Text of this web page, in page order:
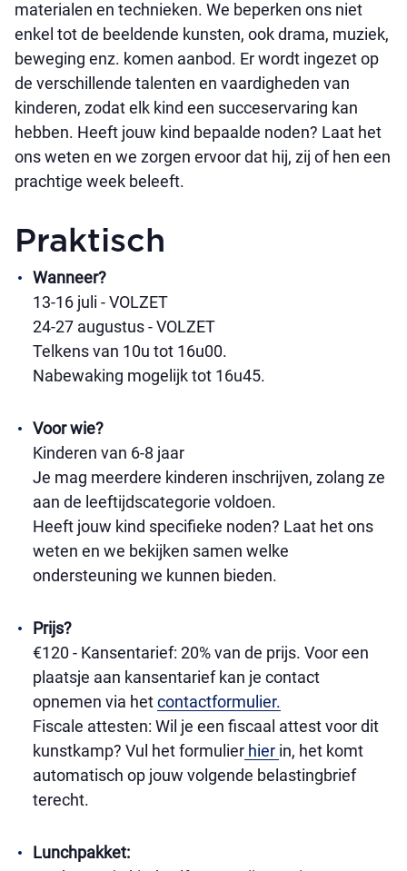
materialen en technieken. We beperken ons niet
enkel tot de beeldende kunsten, ook drama, muziek,
beweging enz. komen aanbod. Er wordt ingezet op
de verschillende talenten en vaardigheden van
kinderen, zodat elk kind een succeservaring kan
hebben. Heeft jouw kind bepaalde noden? Laat het
ons weten en we zorgen ervoor dat hij, zij of hen een
prachtige week beleeft.
Praktisch
Wanneer?
13-16 juli - VOLZET
24-27 augustus - VOLZET
Telkens van 10u tot 16u00.
Nabewaking mogelijk tot 16u45.
Voor wie?
Kinderen van 6-8 jaar
Je mag meerdere kinderen inschrijven, zolang ze
aan de leeftijdscategorie voldoen.
Heeft jouw kind specifieke noden? Laat het ons
weten en we bekijken samen welke
ondersteuning we kunnen bieden.
Prijs?
€120 - Kansentarief: 20% van de prijs. Voor een
plaatsje aan kansentarief kan je contact
opnemen via hetcontactformulier.
Fiscale attesten: Wil je een fiscaal attest voor dit
kunstkamp? Vul het formulier hier in, het komt
automatisch op jouw volgende belastingbrief
terecht.
Lunchpakket: